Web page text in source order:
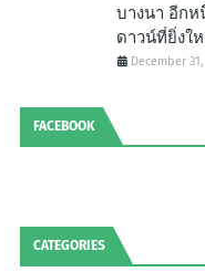
บางนา อีกห
ดาวน์ที่ยิ่งใ
December 31,
FACEBOOK
CATEGORIES